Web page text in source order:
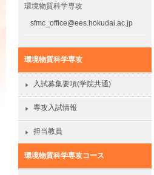
環境物質科学専攻
sfmc_office@ees.hokudai.ac.jp
環境物質科学専攻
入試募集要項(学院共通)
専攻入試情報
担当教員
環境物質科学専攻コース